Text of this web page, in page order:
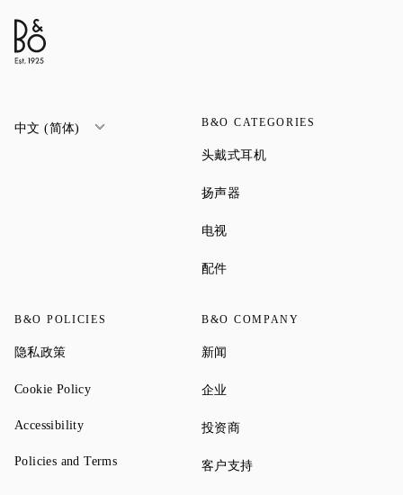
中文 (简体) B&O CATEGORIES
头戴式耳机
扬声器
电视
配件Link Opens in New Tab
B&O POLICIES
隐私政策Link Opens in New Tab
Cookie PolicyLink Opens in New Tab
AccessibilityLink Opens in New Tab
Policies and TermsLink Opens in New Tab
B&O COMPANY
新闻
企业
投资商Link Opens in New Tab
客户支持Link Opens in New Tab